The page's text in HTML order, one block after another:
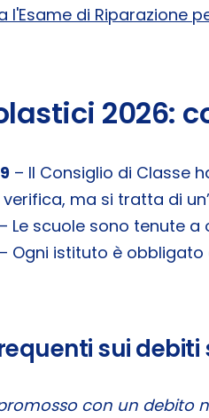
l'Esame di Riparazione
2026:
– Il Consiglio di Classe
ma si tratta di
– Le scuole sono tenute
– Ogni istituto è
sui
con un debito